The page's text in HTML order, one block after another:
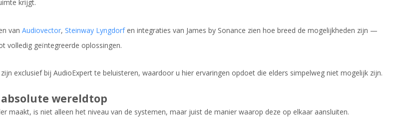
krijgt.
van Audiovector, Steinway Lyngdorfen integraties van James by Sonance zien hoe breed de mogelijkheden zijn —
volledig geïntegreerde oplossingen.
exclusief bij AudioExpert te beluisteren, waardoor u hier ervaringen opdoet die elders simpelweg niet mogelijk zijn.
wereldtop
maakt, is niet alleen het niveau van de systemen, maar juist de manier waarop deze op elkaar aansluiten.